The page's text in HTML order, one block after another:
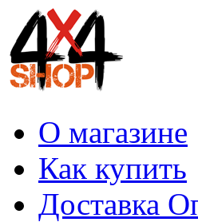
О магазине
Как купить
Доставка